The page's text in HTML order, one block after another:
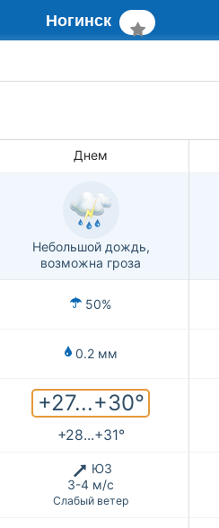
Ногинск
Днем
Небольшой дождь,
возможна гроза
50%
0.2 мм
+27...+30°
+28...+31°
ЮЗ
3-4 м/с
Слабый ветер